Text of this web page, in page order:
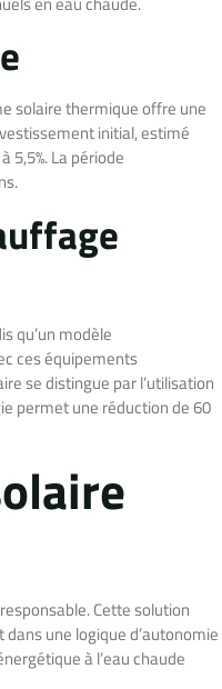
solaire thermique offre une
initial, estimé
5,5%. La période
qu’un modèle
ces équipements
se distingue par l’utilisation
permet une réduction de 60
Cette solution
une logique d’autonomie
à l’eau chaude